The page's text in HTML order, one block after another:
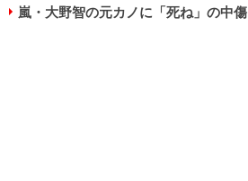
嵐・大野智の元カノに「死ね」の中傷